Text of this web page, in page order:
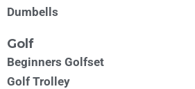
Dumbells
Golf
Beginners Golfset
Golf Trolley